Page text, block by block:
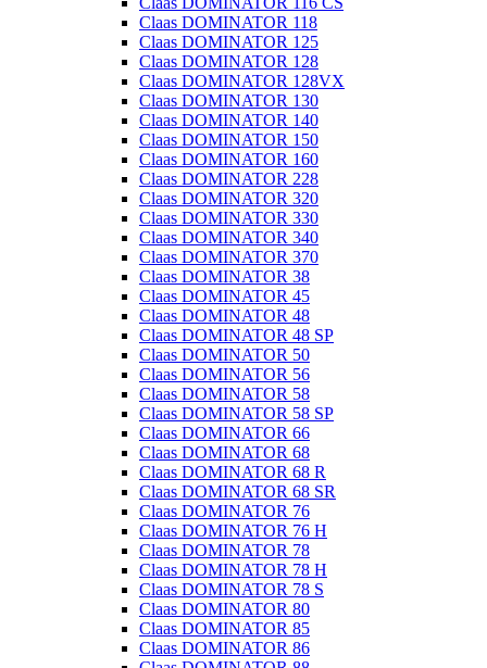
Claas DOMINATOR 118
Claas DOMINATOR 125
Claas DOMINATOR 128
Claas DOMINATOR 128VX
Claas DOMINATOR 130
Claas DOMINATOR 140
Claas DOMINATOR 150
Claas DOMINATOR 160
Claas DOMINATOR 228
Claas DOMINATOR 320
Claas DOMINATOR 330
Claas DOMINATOR 340
Claas DOMINATOR 370
Claas DOMINATOR 38
Claas DOMINATOR 45
Claas DOMINATOR 48
Claas DOMINATOR 48 SP
Claas DOMINATOR 50
Claas DOMINATOR 56
Claas DOMINATOR 58
Claas DOMINATOR 58 SP
Claas DOMINATOR 66
Claas DOMINATOR 68
Claas DOMINATOR 68 R
Claas DOMINATOR 68 SR
Claas DOMINATOR 76
Claas DOMINATOR 76 H
Claas DOMINATOR 78
Claas DOMINATOR 78 H
Claas DOMINATOR 78 S
Claas DOMINATOR 80
Claas DOMINATOR 85
Claas DOMINATOR 86